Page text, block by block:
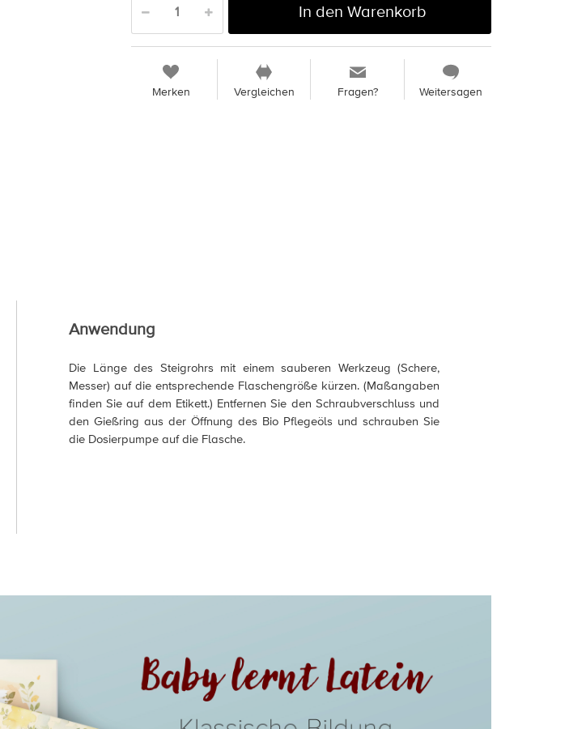
In den Warenkorb
Merken Vergleichen Fragen? Weitersagen
Anwendung
Die Länge des Steigrohrs mit einem sauberen Werkzeug (Schere,
Messer) auf die entsprechende Flaschengröße kürzen. (Maßangaben
finden Sie auf dem Etikett.) Entfernen Sie den Schraubverschluss und
den Gießring aus der Öffnung des Bio Pflegeöls und schrauben Sie
die Dosierpumpe auf die Flasche.